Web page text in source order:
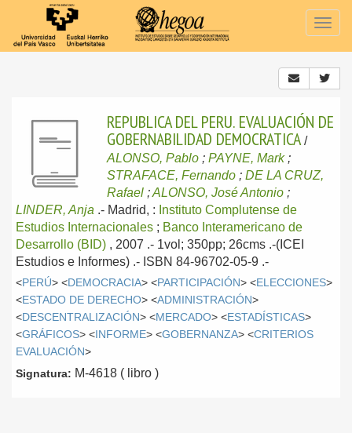
REPUBLICA DEL PERU. EVALUACIÓN DE
GOBERNABILIDAD DEMOCRATICA /
ALONSO, Pablo ; PAYNE, Mark;
STRAFACE, Fernando ; DE LA CRUZ,
Rafael ;ALONSO, José Antonio ;
LINDER, Anja .- Madrid, : Instituto Complutense de
Estudios Internacionales ; Banco Interamericano de
Desarrollo (BID) , 2007 .- 1vol; 350pp; 26cms .-(ICEI
Estudios e Informes) .- ISBN 84-96702-05-9 .-
<PERÚ> <DEMOCRACIA> <PARTICIPACIÓN> <ELECCIONES>
<ESTADO DE DERECHO> <ADMINISTRACIÓN>
<DESCENTRALIZACIÓN> <MERCADO> <ESTADÍSTICAS>
<GRÁFICOS> <INFORME> <GOBERNANZA> <CRITERIOS
EVALUACIÓN>
Signatura: M-4618 ( libro )